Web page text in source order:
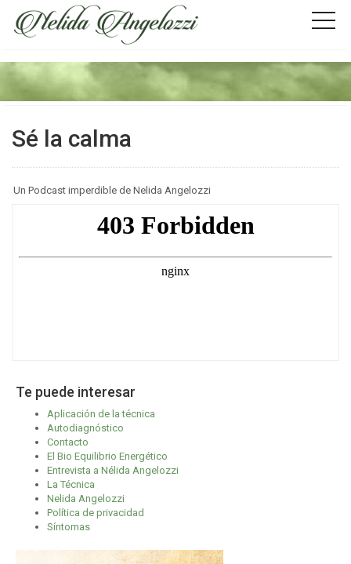
Sé la calma
Un Podcast imperdible de Nelida Angelozzi
Te puede interesar
Aplicación de la técnica
Autodiagnóstico
Contacto
El Bio Equilibrio Energético
Entrevista a Nélida Angelozzi
La Técnica
Nelida Angelozzi
Política de privacidad
Síntomas